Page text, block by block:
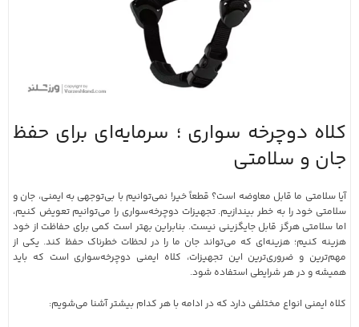
کلاه دوچرخه سواری ؛ سرمایه‌ای برای حفظ
جان و سلامتی
آیا سلامتی ما قابل معاوضه است؟ قطعاً خیر! نمی‌توانیم با بی‌توجهی به ایمنی، جان و
سلامتی خود را به خطر بیندازیم. تجهیزات دوچرخه‌سواری را می‌توانیم تعویض کنیم،
اما سلامتی هرگز قابل جایگزینی نیست. بنابراین بهتر است کمی برای حفاظت از خود
هزینه کنیم؛ هزینه‌ای که می‌تواند جان ما را در لحظات خطرناک حفظ کند. یکی از
مهم‌ترین و ضروری‌ترین این تجهیزات، کلاه ایمنی دوچرخه‌سواری است که باید
همیشه و در هر شرایطی استفاده شود.
کلاه ایمنی انواع مختلفی دارد که در ادامه با هر کدام بیشتر آشنا می‌شویم: